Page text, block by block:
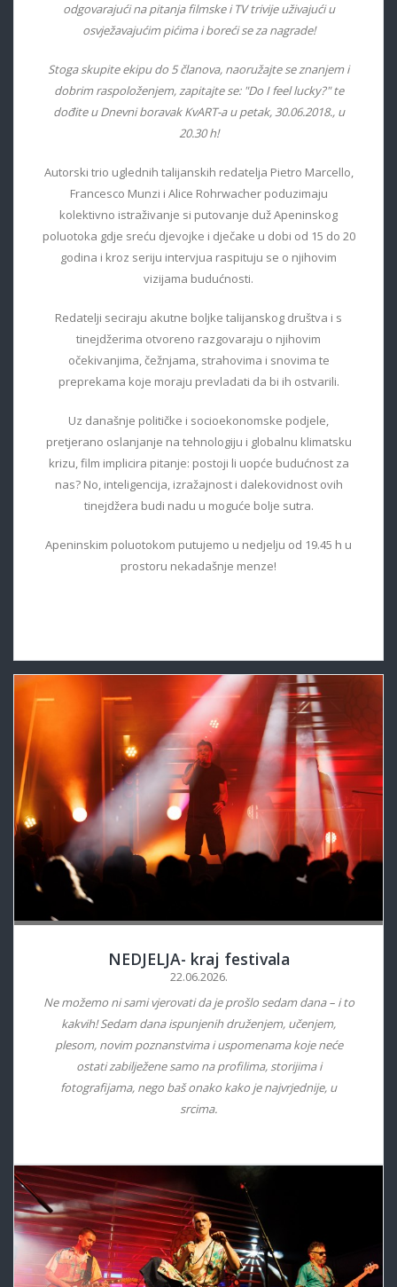
odgovarajući na pitanja filmske i TV trivije uživajući u
osvježavajućim pićima i boreći se za nagrade!
Stoga skupite ekipu do 5 članova, naoružajte se znanjem i
dobrim raspoloženjem, zapitajte se: "Do I feel lucky?" te
dođite u Dnevni boravak KvART-a u petak, 30.06.2018., u
20.30 h!
Autorski trio uglednih talijanskih redatelja Pietro Marcello,
Francesco Munzi i Alice Rohrwacher poduzimaju
kolektivno istraživanje si putovanje duž Apeninskog
poluotoka gdje sreću djevojke i dječake u dobi od 15 do 20
godina i kroz seriju intervjua raspituju se o njihovim
vizijama budućnosti.
Redatelji seciraju akutne boljke talijanskog društva i s
tinejdžerima otvoreno razgovaraju o njihovim
očekivanjima, čežnjama, strahovima i snovima te
preprekama koje moraju prevladati da bi ih ostvarili.
Uz današnje političke i socioekonomske podjele,
pretjerano oslanjanje na tehnologiju i globalnu klimatsku
krizu, film implicira pitanje: postoji li uopće budućnost za
nas? No, inteligencija, izražajnost i dalekovidnost ovih
tinejdžera budi nadu u moguće bolje sutra.
Apeninskim poluotokom putujemo u nedjelju od 19.45 h u
prostoru nekadašnje menze!
NEDJELJA- kraj festivala
22.06.2026.
Ne možemo ni sami vjerovati da je prošlo sedam dana – i to
kakvih! Sedam dana ispunjenih druženjem, učenjem,
plesom, novim poznanstvima i uspomenama koje neće
ostati zabilježene samo na profilima, storijima i
fotografijama, nego baš onako kako je najvrjednije, u
srcima.